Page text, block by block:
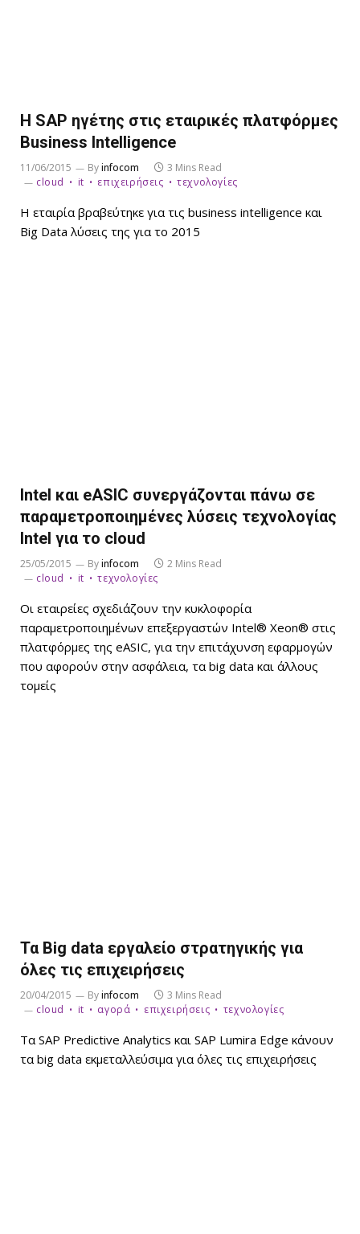
Η SAP ηγέτης στις εταιρικές πλατφόρμες
Business Intelligence
11/06/2015 Byinfocom
3 Mins Read
cloud
it επιχειρήσεις τεχνολογίες
Η εταιρία βραβεύτηκε για τις business intelligence και
Big Data λύσεις της για το 2015
Intel και eASIC συνεργάζονται πάνω σε
παραμετροποιημένες λύσεις τεχνολογίας
Intel για το cloud
25/05/2015 Byinfocom
2 Mins Read
cloud
it τεχνολογίες
Οι εταιρείες σχεδιάζουν την κυκλοφορία
παραμετροποιημένων επεξεργαστών Intel® Xeon® στις
πλατφόρμες της eASIC, για την επιτάχυνση εφαρμογών
που αφορούν στην ασφάλεια, τα big data και άλλους
τομείς
Τα Big data εργαλείο στρατηγικής για
όλες τις επιχειρήσεις
20/04/2015 Byinfocom
3 Mins Read
cloud
it αγορά επιχειρήσεις τεχνολογίες
Τα SAP Predictive Analytics και SAP Lumira Edge κάνουν
τα big data εκμεταλλεύσιμα για όλες τις επιχειρήσεις